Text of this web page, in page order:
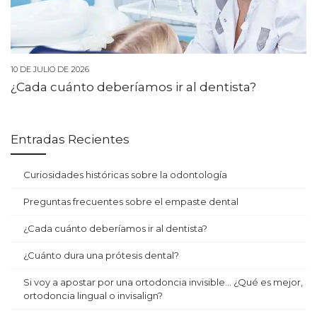
10 DE JULIO DE 2026
¿Cada cuánto deberíamos ir al dentista?
Entradas Recientes
Curiosidades históricas sobre la odontología
Preguntas frecuentes sobre el empaste dental
¿Cada cuánto deberíamos ir al dentista?
¿Cuánto dura una prótesis dental?
Si voy a apostar por una ortodoncia invisible… ¿Qué es mejor,
ortodoncia lingual o invisalign?